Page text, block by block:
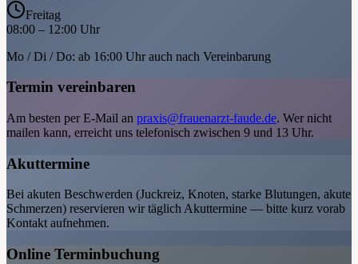
Freitag
08:00 – 12:00 Uhr
Mo / Di / Do: ab 16:00 Uhr auch nach Vereinbarung
Termin vereinbaren
Am besten per E-Mail an praxis@frauenarzt-faude.de. Wer nicht
mailen kann, erreicht uns telefonisch zwischen 9 und 13 Uhr.
Akuttermine
Bei akuten Beschwerden (Juckreiz, Knoten, starke Blutungen, akute
Schmerzen) reservieren wir täglich Akuttermine — bitte kurz vorab
Kontakt aufnehmen.
Online Terminbuchung